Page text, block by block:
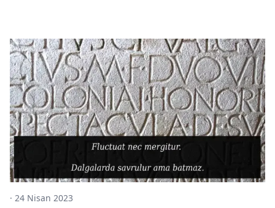
· 24 Nisan 2023